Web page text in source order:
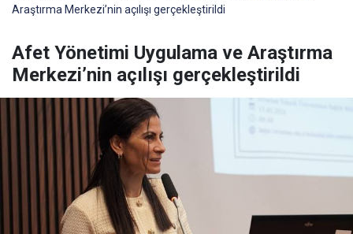
Araştırma Merkezi’nin açılışı gerçekleştirildi
Afet Yönetimi Uygulama ve Araştırma
Merkezi’nin açılışı gerçekleştirildi